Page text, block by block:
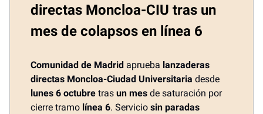
directas Moncloa-CIU tras un
mes de colapsos en línea 6
Comunidad de Madrid aprueba lanzaderas
directas Moncloa-Ciudad Universitaria desde
lunes 6 octubre tras un mes de saturación por
cierre tramo línea 6. Servicio sin paradas